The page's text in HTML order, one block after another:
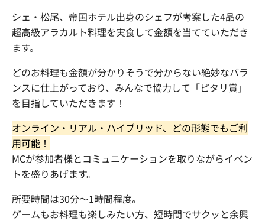
シェ・松尾、帝国ホテル出身のシェフが考案した4品の
超高級アラカルト料理を実食して金額を当てていただき
ます。
どのお料理も金額が分かりそうで分からない絶妙なバラ
ンスに仕上がっており、みんなで協力して「ピタリ賞」
を目指していただきます！
オンライン・リアル・ハイブリッド、どの形態でもご利
用可能！
MCが参加者様とコミュニケーションを取りながらイベン
トを盛りあげます。
所要時間は30分〜1時間程度。
ゲームもお料理も楽しみたい方、短時間でサクッと余興